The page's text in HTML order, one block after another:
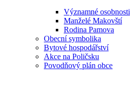
Významné osobnosti
Manželé Makovští
Rodina Pamova
Obecní symbolika
Bytové hospodářství
Akce na Poličsku
Povodňový plán obce